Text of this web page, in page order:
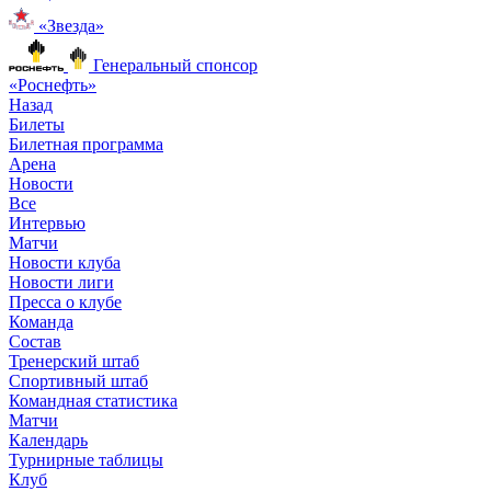
«Звезда»
Генеральный спонсор
«Роснефть»
Назад
Билеты
Билетная программа
Арена
Новости
Все
Интервью
Матчи
Новости клуба
Новости лиги
Пресса о клубе
Команда
Состав
Тренерский штаб
Спортивный штаб
Командная статистика
Матчи
Календарь
Турнирные таблицы
Клуб